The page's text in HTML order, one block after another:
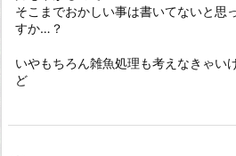
そこまでおかしい事は書いてないと思
すか…？
いやもちろん雑魚処理も考えなきゃい
ど